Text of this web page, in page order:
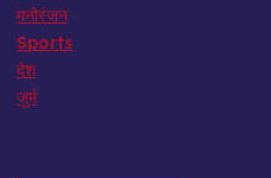
मनोरंजन
Sports
देश
जुर्म